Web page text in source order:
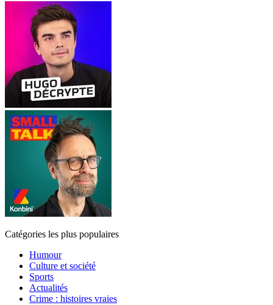
Catégories les plus populaires
Humour
Culture et société
Sports
Actualités
Crime : histoires vraies